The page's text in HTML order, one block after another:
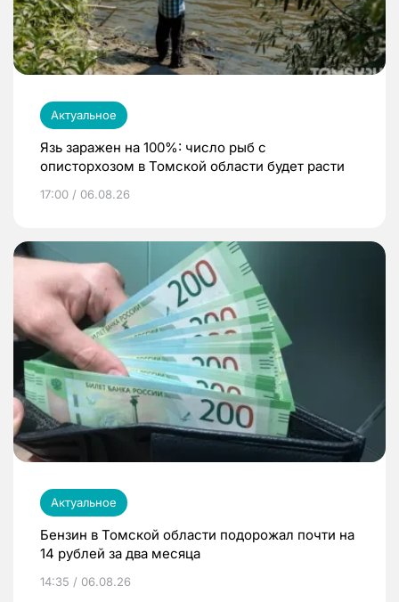
Актуальное
Язь заражен на 100%: число рыб с
описторхозом в Томской области будет расти
17:00 / 06.08.26
Актуальное
Бензин в Томской области подорожал почти на
14 рублей за два месяца
14:35 / 06.08.26